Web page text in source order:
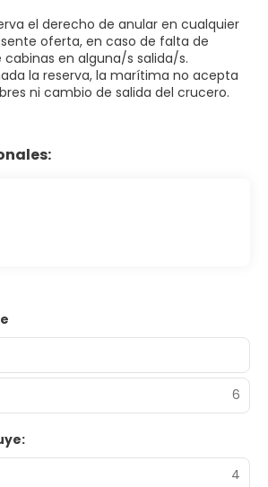
el derecho de anular en cualquier
oferta, en caso de falta de
cabinas en alguna/s salida/s.
la reserva, la marítima no acepta
ni cambio de salida del crucero.
6
4